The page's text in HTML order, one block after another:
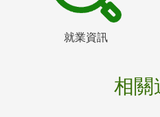
就業資訊
相關